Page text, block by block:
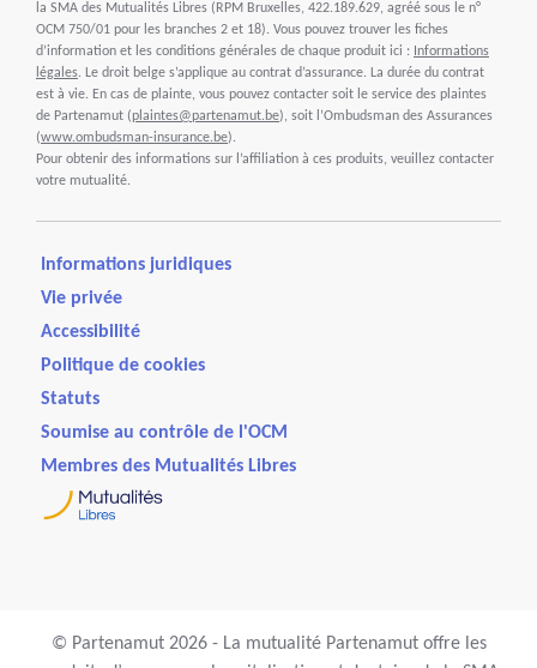
la SMA des Mutualités Libres (RPM Bruxelles, 422.189.629, agréé sous le n°
OCM 750/01 pour les branches 2 et 18). Vous pouvez trouver les fiches
d’information et les conditions générales de chaque produit ici : Informations
légales. Le droit belge s’applique au contrat d’assurance. La durée du contrat
est à vie. En cas de plainte, vous pouvez contacter soit le service des plaintes
de Partenamut (plaintes@partenamut.be), soit l’Ombudsman des Assurances
(www.ombudsman-insurance.be).
Pour obtenir des informations sur l’affiliation à ces produits, veuillez contacter
votre mutualité.
Informations juridiques
Vie privée
Accessibilité
Politique de cookies
Statuts
Soumise au contrôle de l'OCM
Membres des Mutualités Libres
© Partenamut 2026 - La mutualité Partenamut offre les